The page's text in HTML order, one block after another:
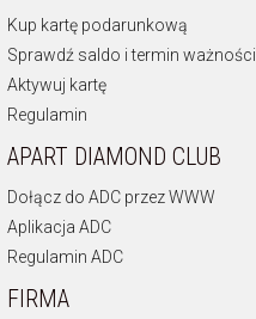
Kup kartę podarunkową
Sprawdź saldo i termin ważności
Aktywuj kartę
Regulamin
APART DIAMOND CLUB
Dołącz do ADC przez WWW
Aplikacja ADC
Regulamin ADC
FIRMA